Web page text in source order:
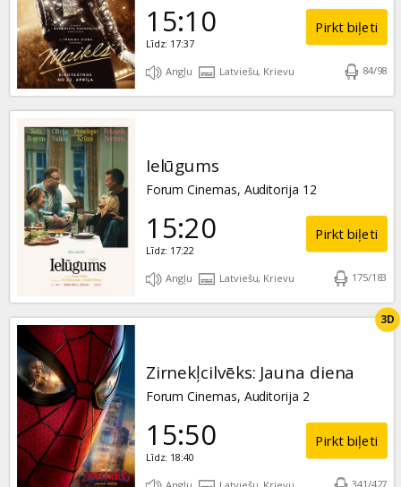
15:10
Līdz: 17:37
Pirkt biļeti
Angļu Latviešu, Krievu 84/98
Ielūgums
Forum Cinemas, Auditorija 12
15:20
Līdz: 17:22
Pirkt biļeti
Angļu Latviešu, Krievu 175/183
Zirnekļcilvēks: Jauna diena
Forum Cinemas, Auditorija 2
3D
15:50
Līdz: 18:40
Pirkt biļeti